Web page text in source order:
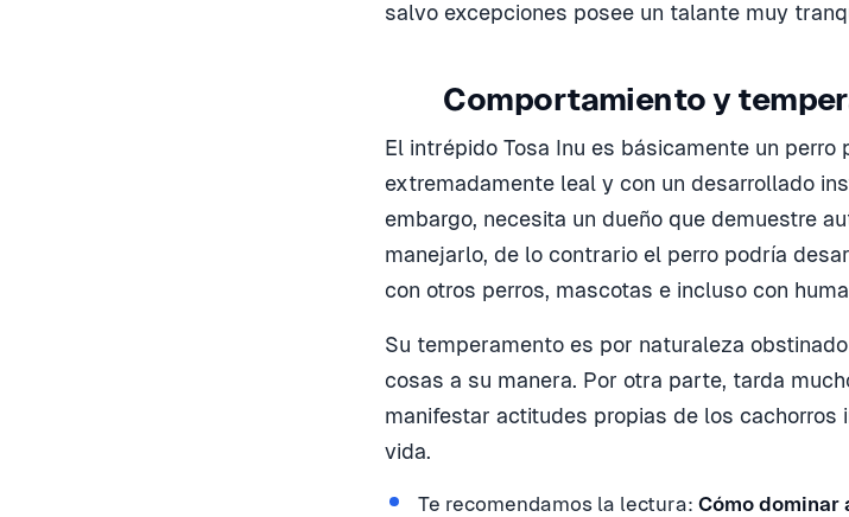
salvo excepciones posee un talante muy
Comportamiento y
El intrépido Tosa Inu es básicamente un
extremadamente leal y con un desarrollado
embargo, necesita un dueño que demuestre
manejarlo, de lo contrario el perro podría
con otros perros, mascotas e incluso con
Su temperamento es por naturaleza
cosas a su manera. Por otra parte, tarda
manifestar actitudes propias de los cachorros
vida.
Te recomendamos la lectura: Cómo dominar